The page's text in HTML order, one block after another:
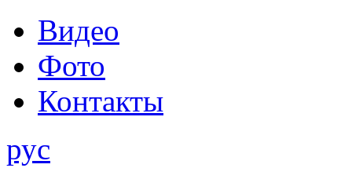
Видео
Фото
Контакты
рус